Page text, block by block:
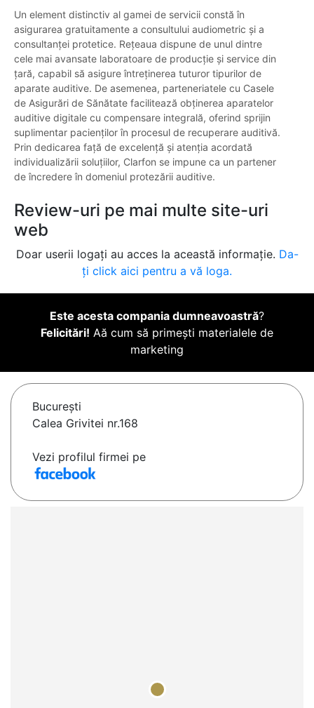
Un element distinctiv al gamei de servicii constă în
asigurarea gratuitamente a consultului audiometric și a
consultanței protetice. Rețeaua dispune de unul dintre
cele mai avansate laboratoare de producție și service din
țară, capabil să asigure întreținerea tuturor tipurilor de
aparate auditive. De asemenea, parteneriatele cu Casele
de Asigurări de Sănătate facilitează obținerea aparatelor
auditive digitale cu compensare integrală, oferind sprijin
suplimentar pacienților în procesul de recuperare auditivă.
Prin dedicarea față de excelență și atenția acordată
individualizării soluțiilor, Clarfon se impune ca un partener
de încredere în domeniul protezării auditive.
Review-uri pe mai multe site-uri
web
Doar userii logați au acces la această informație. Da-
ți click aici pentru a vă loga.
Este acesta compania dumneavoastră?
Felicitări! Aă cum să primești materialele de
marketing
Bucureşti
Calea Grivitei nr.168
Vezi profilul firmei pe